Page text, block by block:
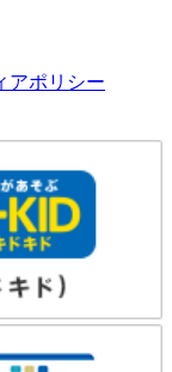
アポリシー